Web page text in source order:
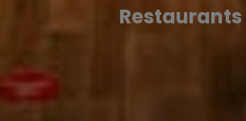
Restaurants